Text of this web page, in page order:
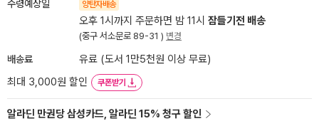
수령예상일 양탄자배송
오후 1시까지 주문하면 밤 11시 잠들기전 배송
(중구 서소문로 89-31 ) 변경
배송료
유료 (도서 1만5천원 이상 무료)
최대 3,000원 할인
쿠폰받기
알라딘 만권당 삼성카드, 알라딘 15% 청구 할인